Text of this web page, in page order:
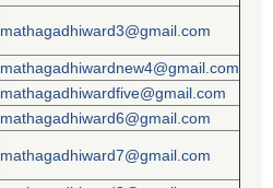
mathagadhiward3@gmail.com
mathagadhiwardnew4@gmail.com
mathagadhiwardfive@gmail.com
mathagadhiward6@gmail.com
mathagadhiward7@gmail.com